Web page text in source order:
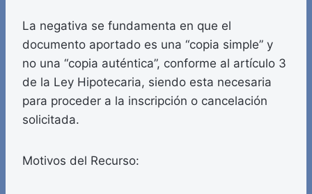
La negativa se fundamenta en que el
documento aportado es una “copia simple” y
no una “copia auténtica”, conforme al artículo 3
de la Ley Hipotecaria, siendo esta necesaria
para proceder a la inscripción o cancelación
solicitada.
Motivos del Recurso: